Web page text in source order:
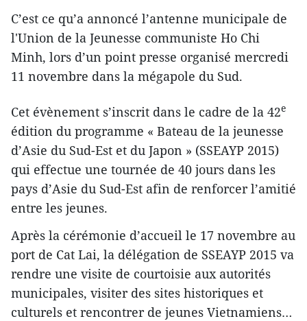
C’est ce qu’a annoncé l’antenne municipale de
l'Union de la Jeunesse communiste Ho Chi
Minh, lors d’un point presse organisé mercredi
11 novembre dans la mégapole du Sud.
Cet évènement s’inscrit dans le cadre de la 42e
édition du programme « Bateau de la jeunesse
d’Asie du Sud-Est et du Japon » (SSEAYP 2015)
qui effectue une tournée de 40 jours dans les
pays d’Asie du Sud-Est afin de renforcer l’amitié
entre les jeunes.
Après la cérémonie d’accueil le 17 novembre au
port de Cat Lai, la délégation de SSEAYP 2015 va
rendre une visite de courtoisie aux autorités
municipales, visiter des sites historiques et
culturels et rencontrer de jeunes Vietnamiens…